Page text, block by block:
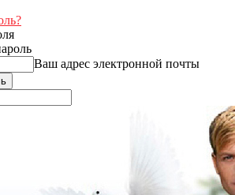
Ваш адрес электронной почты